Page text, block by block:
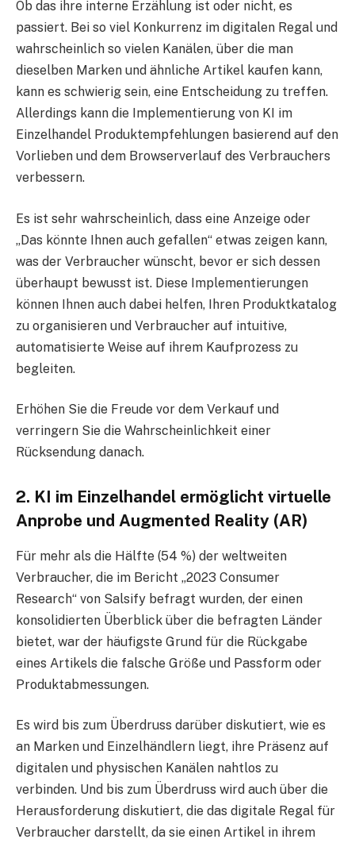
Ob das ihre interne Erzählung ist oder nicht, es
passiert. Bei so viel Konkurrenz im digitalen Regal und
wahrscheinlich so vielen Kanälen, über die man
dieselben Marken und ähnliche Artikel kaufen kann,
kann es schwierig sein, eine Entscheidung zu treffen.
Allerdings kann die Implementierung von KI im
Einzelhandel Produktempfehlungen basierend auf den
Vorlieben und dem Browserverlauf des Verbrauchers
verbessern.
Es ist sehr wahrscheinlich, dass eine Anzeige oder
„Das könnte Ihnen auch gefallen“ etwas zeigen kann,
was der Verbraucher wünscht, bevor er sich dessen
überhaupt bewusst ist. Diese Implementierungen
können Ihnen auch dabei helfen, Ihren Produktkatalog
zu organisieren und Verbraucher auf intuitive,
automatisierte Weise auf ihrem Kaufprozess zu
begleiten.
Erhöhen Sie die Freude vor dem Verkauf und
verringern Sie die Wahrscheinlichkeit einer
Rücksendung danach.
2. KI im Einzelhandel ermöglicht virtuelle
Anprobe und Augmented Reality (AR)
Für mehr als die Hälfte (54 %) der weltweiten
Verbraucher, die im Bericht „2023 Consumer
Research“ von Salsify befragt wurden, der einen
konsolidierten Überblick über die befragten Länder
bietet, war der häufigste Grund für die Rückgabe
eines Artikels die falsche Größe und Passform oder
Produktabmessungen.
Es wird bis zum Überdruss darüber diskutiert, wie es
an Marken und Einzelhändlern liegt, ihre Präsenz auf
digitalen und physischen Kanälen nahtlos zu
verbinden. Und bis zum Überdruss wird auch über die
Herausforderung diskutiert, die das digitale Regal für
Verbraucher darstellt, da sie einen Artikel in ihrem